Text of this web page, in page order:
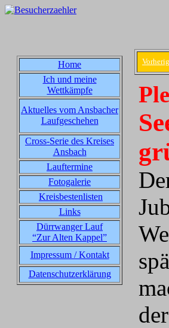
Home
Ich und meine
Wettkämpfe
Aktuelles vom Ansbacher
Laufgeschehen
Cross-Serie des Kreises
Ansbach
Lauftermine
Fotogalerie
Kreisbestenlisten
Links
Dürrwanger Lauf
“Zur Alten Kappel”
Impressum / Kontakt
Datenschutzerklärung